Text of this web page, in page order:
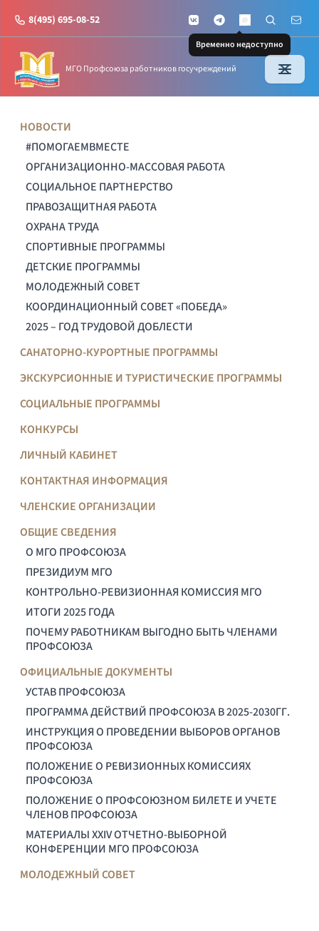
8(495) 695-08-52 VKontakteTelegramMAX
Временно недоступно
Поиск по
Почта
МГО Профсоюза работников госучреждений
НОВОСТИ
#ПОМОГАЕМВМЕСТЕ
ОРГАНИЗАЦИОННО-МАССОВАЯ РАБОТА
СОЦИАЛЬНОЕ ПАРТНЕРСТВО
ПРАВОЗАЩИТНАЯ РАБОТА
ОХРАНА ТРУДА
СПОРТИВНЫЕ ПРОГРАММЫ
ДЕТСКИЕ ПРОГРАММЫ
МОЛОДЕЖНЫЙ СОВЕТ
КООРДИНАЦИОННЫЙ СОВЕТ «ПОБЕДА»
2025 – ГОД ТРУДОВОЙ ДОБЛЕСТИ
САНАТОРНО-КУРОРТНЫЕ ПРОГРАММЫ
ЭКСКУРСИОННЫЕ И ТУРИСТИЧЕСКИЕ ПРОГРАММЫ
СОЦИАЛЬНЫЕ ПРОГРАММЫ
КОНКУРСЫ
ЛИЧНЫЙ КАБИНЕТ
КОНТАКТНАЯ ИНФОРМАЦИЯ
ЧЛЕНСКИЕ ОРГАНИЗАЦИИ
ОБЩИЕ СВЕДЕНИЯ
О МГО ПРОФСОЮЗА
ПРЕЗИДИУМ МГО
КОНТРОЛЬНО-РЕВИЗИОННАЯ КОМИССИЯ МГО
ИТОГИ 2025 ГОДА
ПОЧЕМУ РАБОТНИКАМ ВЫГОДНО БЫТЬ ЧЛЕНАМИ
ПРОФСОЮЗА
ОФИЦИАЛЬНЫЕ ДОКУМЕНТЫ
УСТАВ ПРОФСОЮЗА
ПРОГРАММА ДЕЙСТВИЙ ПРОФСОЮЗА В 2025-2030ГГ.
ИНСТРУКЦИЯ О ПРОВЕДЕНИИ ВЫБОРОВ ОРГАНОВ
ПРОФСОЮЗА
ПОЛОЖЕНИЕ О РЕВИЗИОННЫХ КОМИССИЯХ
ПРОФСОЮЗА
ПОЛОЖЕНИЕ О ПРОФСОЮЗНОМ БИЛЕТЕ И УЧЕТЕ
ЧЛЕНОВ ПРОФСОЮЗА
МАТЕРИАЛЫ XXIV ОТЧЕТНО-ВЫБОРНОЙ
КОНФЕРЕНЦИИ МГО ПРОФСОЮЗА
МОЛОДЕЖНЫЙ СОВЕТ